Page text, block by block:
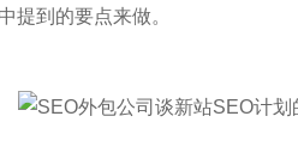
提到的要点来做。